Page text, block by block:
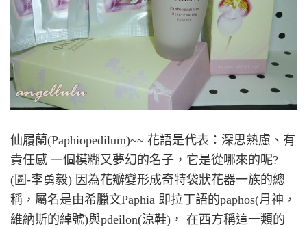
仙履蘭(Paphiopedilum)~~ 花語是代表：深思熟慮、有
責任感 一個模糊又夢幻的名子，它是從哪來的呢?
(圖-李勇毅) 因為花瓣變形成奇特袋狀花器一族的總
稱，屬名是由希臘文Paphia 即拉丁語的paphos(月神，
維納斯的綽號)與pdeilon(涼鞋)， 在西方稱這一類的